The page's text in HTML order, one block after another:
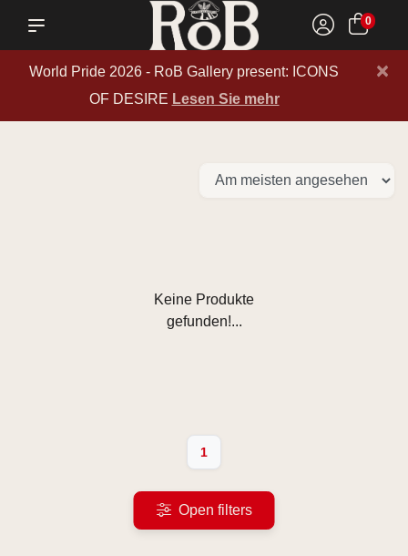
0
World Pride 2026 - RoB Gallery present: ICONS
OF DESIRE Lesen Sie mehr
×
Keine Produkte
gefunden!...
1
Open filters